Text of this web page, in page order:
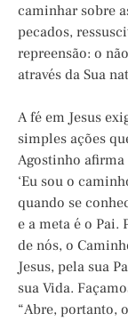
caminhar sobre
pecados,
repreensão: o
através da Sua
A fé em Jesus
simples ações
Agostinho afirma
‘Eu sou o
quando se
e a meta é o Pai.
de nós, o
Jesus, pela sua
sua Vida.
“Abre, portanto,